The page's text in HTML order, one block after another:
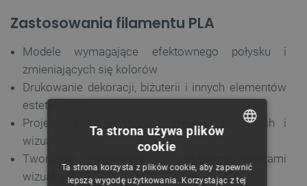
Zastosowania filamentu PLA
Modele wymagające efektownego połysku i
zmieniających się kolorów
Drukowanie dekoracji, biżuterii i innych elementów
estetycznych
Projekty, które wymagają efektów świetlnych i
wizualnych
Tworzenie prototypów z unikalnymi efektami
wizualnymi
CZECH
Ta strona używa plików
cookie
Ta strona korzysta z plików cookie, aby zapewnić
lepszą wygodę użytkowania. Korzystając z tej